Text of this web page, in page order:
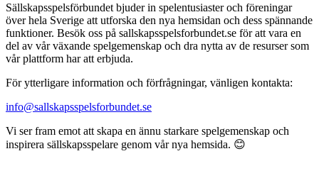
Sällskapsspelsförbundet bjuder in spelentusiaster och föreningar
över hela Sverige att utforska den nya hemsidan och dess spännande
funktioner. Besök oss på sallskapsspelsforbundet.se för att vara en
del av vår växande spelgemenskap och dra nytta av de resurser som
vår plattform har att erbjuda.
För ytterligare information och förfrågningar, vänligen kontakta:
info@sallskapsspelsforbundet.se
Vi ser fram emot att skapa en ännu starkare spelgemenskap och
inspirera sällskapsspelare genom vår nya hemsida. 😊